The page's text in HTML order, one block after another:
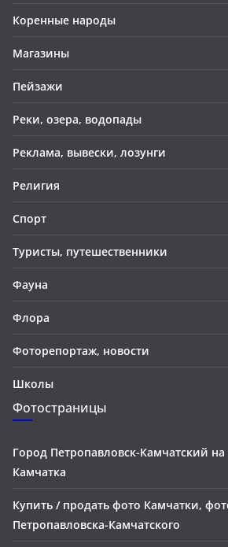
Коренные народы
Магазины
Пейзажи
Реки, озера, водопады
Реклама, вывески, лозунги
Религия
Спорт
Туристы, путешественники
Фауна
Флора
Фоторепортаж, новости
Школы
Фотостраницы
Город Петропавловск-Камчатский на
Камчатка
Купить / продать фото Камчатки,
Петропавловска-Камчатского